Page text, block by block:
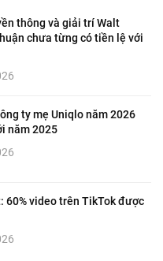
thông và giải trí Walt
chưa từng có tiền lệ với
ty mẹ Uniqlo năm 2026
năm 2025
60% video trên TikTok được